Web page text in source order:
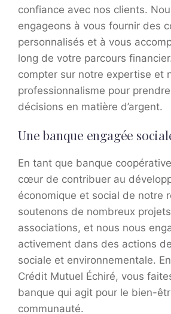
confiance avec nos clients.
engageons à vous fournir des
personnalisés et à vous
long de votre parcours
compter sur notre expertise et
professionnalisme pour
décisions en matière d’argent.
Une banque engagée
En tant que banque
cœur de contribuer au
économique et social de notre
soutenons de nombreux
associations, et nous nous
activement dans des actions
sociale et environnementale.
Crédit Mutuel Échiré, vous
banque qui agit pour le bien-
communauté.